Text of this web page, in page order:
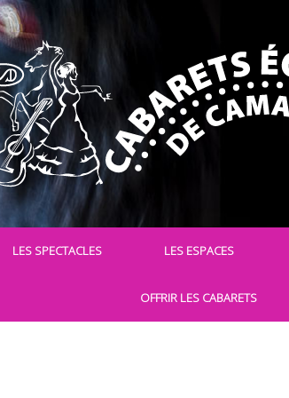
LES SPECTACLES LES ESPACES
OFFRIR LES CABARETS